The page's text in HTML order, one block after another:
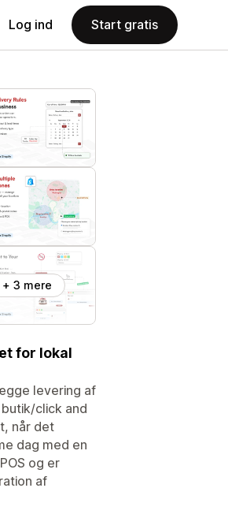
Log ind Start gratis
+ 3 mere
for lokal
levering af
click and
når det
dag med en
og er
af